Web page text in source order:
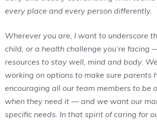
every place and every person differently.
Wherever you are, I want to underscore
child, or a health challenge you’re
resources to stay well, mind and body.
working on options to make sure parents
encouraging all our team members to be
when they need it — and we want our
specific needs. In that spirit of caring for